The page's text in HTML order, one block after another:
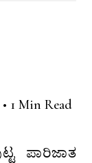
• 1 Min Read